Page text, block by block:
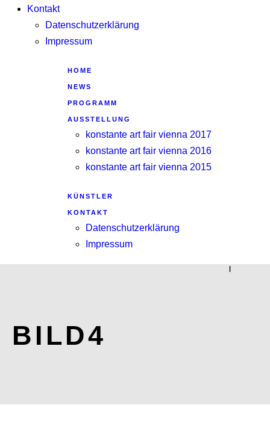
Kontakt
Datenschutzerklärung
Impressum
HOME
NEWS
PROGRAMM
AUSSTELLUNG
konstante art fair vienna 2017
konstante art fair vienna 2016
konstante art fair vienna 2015
KÜNSTLER
KONTAKT
Datenschutzerklärung
Impressum
|
BILD4